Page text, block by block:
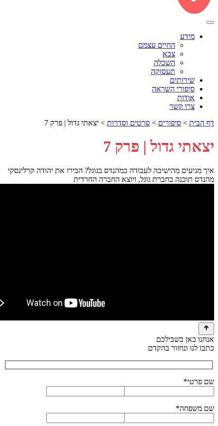
מידע
החיים עצמם
צבא
השכלה
תעסוקה
שירותים
סיפורי השראה
אודות
צרו קשר
דף הבית > סיפורים > סרטים וסדרות > יצאתי גדול | פרק 7
יצאתי גדול | פרק 7
איך מגיעים מהישיבה לעבודה כמהנדס בגוגל? הכירו את יהודה קרלינסקי
מהנדס תוכנה בחברת גוגל, ויוצא החברה החרדית
אנחנו כאן בשבילכם
כתבו לנו ונחזור בהקדם
שם פרטי*
שם משפחה*